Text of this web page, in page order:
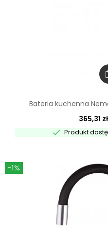
Bateria kuchenna
365,31 zł
 Produkt
-1%